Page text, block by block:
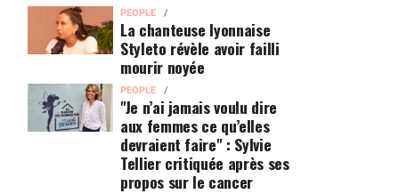
PEOPLE
La chanteuse lyonnaise
Styleto révèle avoir failli
mourir noyée
PEOPLE
"Je n’ai jamais voulu dire
aux femmes ce qu’elles
devraient faire" : Sylvie
Tellier critiquée après ses
propos sur le cancer